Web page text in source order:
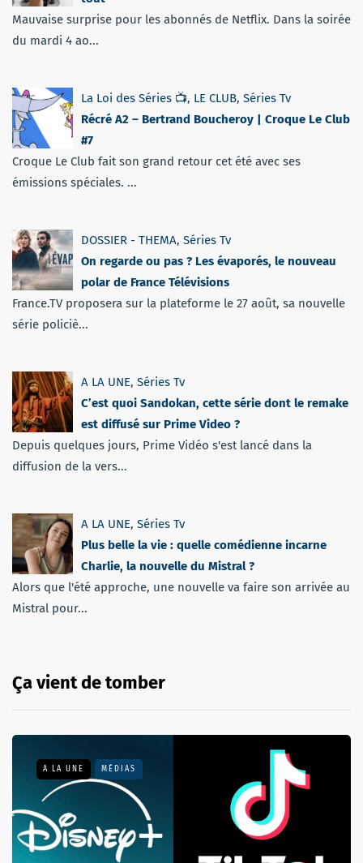
Mauvaise surprise pour les abonnés de Netflix. Dans la soirée
du mardi 4 ao...
La Loi des Séries 📺, LE CLUB, Séries Tv
Récré A2 – Bertrand Boucheroy | Croque Le Club
#7
Croque Le Club fait son grand retour cet été avec ses
émissions spéciales. ...
DOSSIER - THEMA, Séries Tv
On regarde ou pas ? Les évaporés, le nouveau
polar de France Télévisions
France.TV proposera sur la plateforme le 27 août, sa nouvelle
série policiè...
A LA UNE, Séries Tv
C’est quoi Sandokan, cette série dont le remake
est diffusé sur Prime Video ?
Depuis quelques jours, Prime Vidéo s'est lancé dans la
diffusion de la vers...
A LA UNE, Séries Tv
Plus belle la vie : quelle comédienne incarne
Charlie, la nouvelle du Mistral ?
Alors que l'été approche, une nouvelle va faire son arrivée au
Mistral pour...
Ça vient de tomber
A LA UNE MÉDIAS